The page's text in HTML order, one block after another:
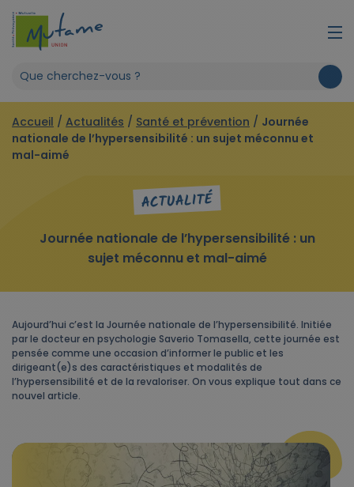
Accueil / Actualités / Santé et prévention / Journée
nationale de l’hypersensibilité : un sujet méconnu et
mal-aimé
ACTUALITÉ
Journée nationale de l’hypersensibilité : un
sujet méconnu et mal-aimé
Aujourd’hui c’est la Journée nationale de l’hypersensibilité. Initiée
par le docteur en psychologie Saverio Tomasella, cette journée est
pensée comme une occasion d’informer le public et les
dirigeant(e)s des caractéristiques et modalités de
l’hypersensibilité et de la revaloriser. On vous explique tout dans ce
nouvel article.